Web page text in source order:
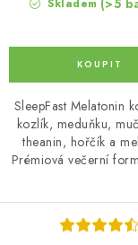
Skladem
SleepFast Melatonin
kozlík, meduňku,
theanin, hořčík a
Prémiová večerní